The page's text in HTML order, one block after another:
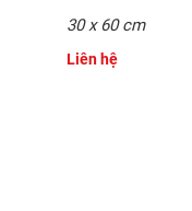
30 x 60 cm
Liên hệ